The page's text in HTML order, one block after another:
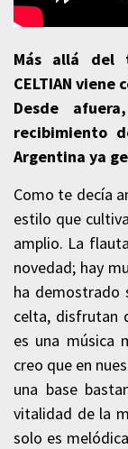
Más allá del
CELTIAN viene
Desde
recibimiento
Argentina ya
Como te decía
estilo que
amplio. La
novedad; hay
ha demostrado
celta, disfrutan
es una música
creo que en
una base
vitalidad de la
solo es